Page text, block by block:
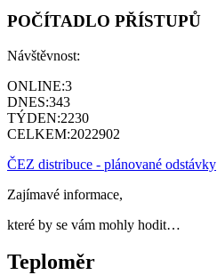
POČÍTADLO PŘÍSTUPŮ
Návštěvnost:
ONLINE:3
DNES:343
TÝDEN:2230
CELKEM:2022902
ČEZ distribuce - plánované odstávky
Zajímavé informace,
které by se vám mohly hodit…
Teploměr